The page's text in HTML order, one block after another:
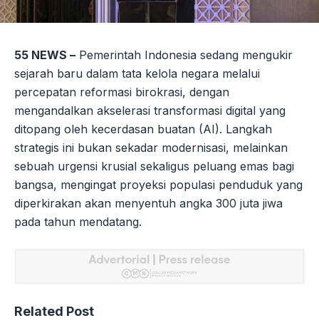
55 NEWS – Pemerintah Indonesia sedang mengukir
sejarah baru dalam tata kelola negara melalui
percepatan reformasi birokrasi, dengan
mengandalkan akselerasi transformasi digital yang
ditopang oleh kecerdasan buatan (AI). Langkah
strategis ini bukan sekadar modernisasi, melainkan
sebuah urgensi krusial sekaligus peluang emas bagi
bangsa, mengingat proyeksi populasi penduduk yang
diperkirakan akan menyentuh angka 300 juta jiwa
pada tahun mendatang.
Related Post